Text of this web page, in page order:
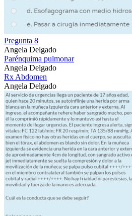
Pregunta 8
Angela Delgado
Parénquima pulmonar
Angela Delgado
Rx Abdomen
Angela Delgado